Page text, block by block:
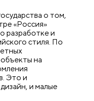
о том,
«Россия»
разработке и
стиля. По
на
Это и
и малые